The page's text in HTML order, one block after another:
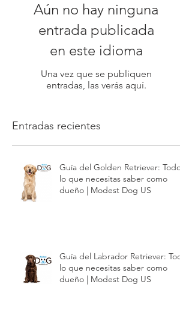
Aún no hay ninguna
entrada publicada
en este idioma
Una vez que se publiquen
entradas, las verás aquí.
Entradas recientes
Guía del Golden Retriever: Todo
lo que necesitas saber como
dueño | Modest Dog US
Guía del Labrador Retriever: Todo
lo que necesitas saber como
dueño | Modest Dog US